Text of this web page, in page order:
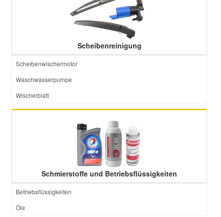
Scheibenreinigung
Scheibenwischermotor
Waschwasserpumpe
Wischerblatt
Schmierstoffe und Betriebsflüssigkeiten
Betriebsflüssigkeiten
Öle